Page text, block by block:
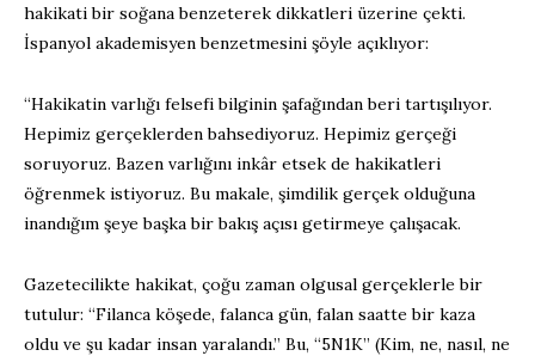
hakikati bir soğana benzeterek dikkatleri üzerine çekti.
İspanyol akademisyen benzetmesini şöyle açıklıyor:
“Hakikatin varlığı felsefi bilginin şafağından beri tartışılıyor.
Hepimiz gerçeklerden bahsediyoruz. Hepimiz gerçeği
soruyoruz. Bazen varlığını inkâr etsek de hakikatleri
öğrenmek istiyoruz. Bu makale, şimdilik gerçek olduğuna
inandığım şeye başka bir bakış açısı getirmeye çalışacak.
Gazetecilikte hakikat, çoğu zaman olgusal gerçeklerle bir
tutulur: “Filanca köşede, falanca gün, falan saatte bir kaza
oldu ve şu kadar insan yaralandı.” Bu, “5N1K” (Kim, ne, nasıl, ne